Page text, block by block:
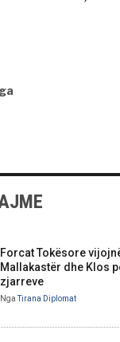
Forcat Tokësore
Mallakastër dhe Klos
zjarreve
Nga Tirana Diplomat